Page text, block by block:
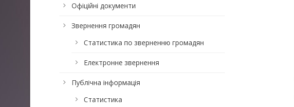
Офіційні документи
Звернення громадян
Статистика по зверненню громадян
Електронне звернення
Публічна інформація
Статистика